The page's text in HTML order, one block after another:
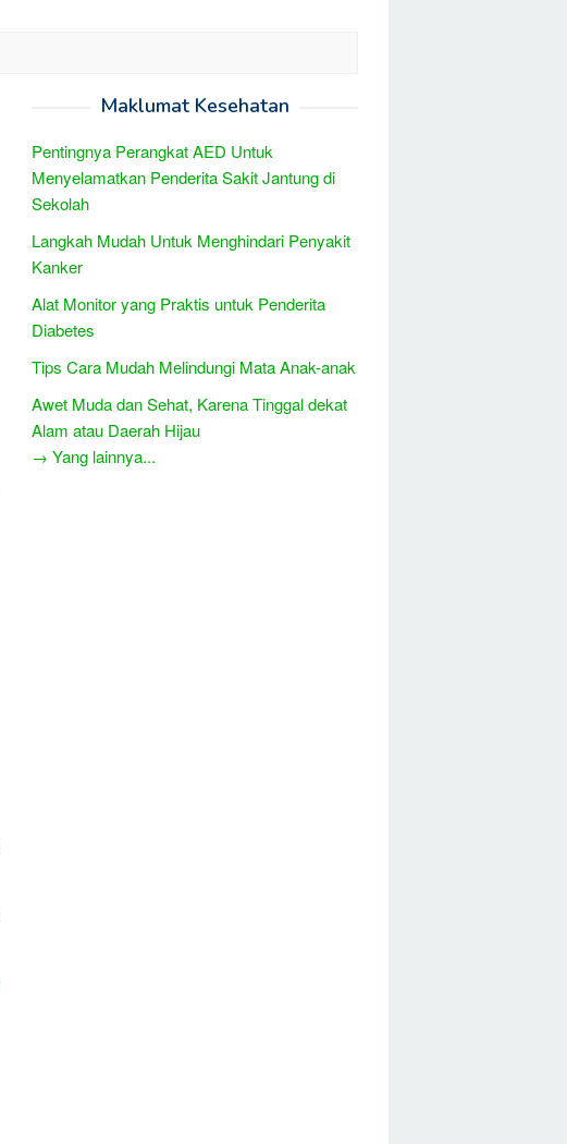
Maklumat Kesehatan
Pentingnya Perangkat AED Untuk
Menyelamatkan Penderita Sakit Jantung di
Sekolah
Langkah Mudah Untuk Menghindari Penyakit
Kanker
Alat Monitor yang Praktis untuk Penderita
Diabetes
Tips Cara Mudah Melindungi Mata Anak-anak
Awet Muda dan Sehat, Karena Tinggal dekat
Alam atau Daerah Hijau
→ Yang lainnya...